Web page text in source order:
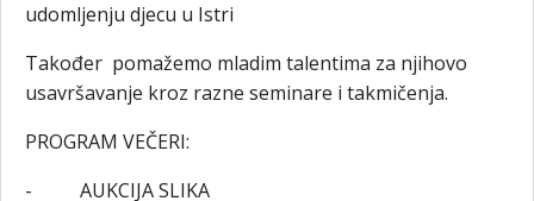
udomljenju djecu u Istri
Također pomažemo mladim talentima za njihovo
usavršavanje kroz razne seminare i takmičenja.
PROGRAM VEČERI:
- AUKCIJA SLIKA